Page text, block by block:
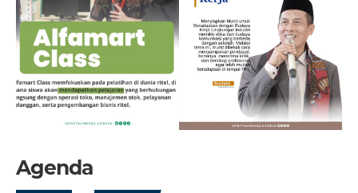
Agenda